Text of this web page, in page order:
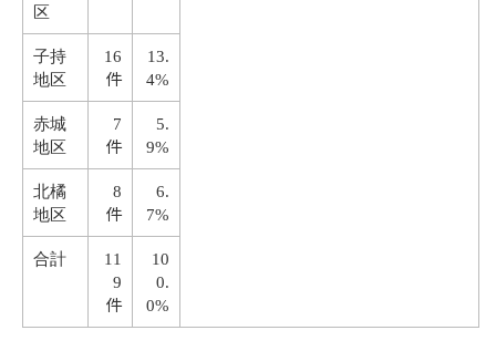
区
子持
地区
16
件
13.
4%
赤城
地区
7
件
5.
9%
北橘
地区
8
件
6.
7%
合計
11
9
件
10
0.
0%